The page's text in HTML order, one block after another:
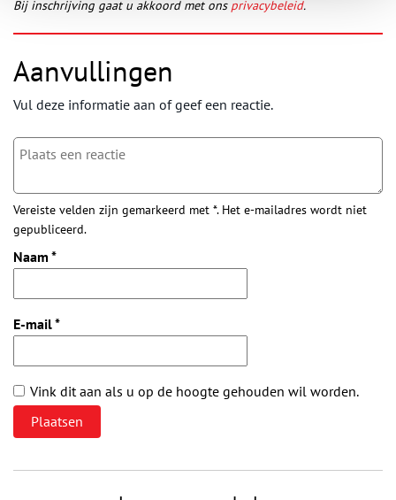
Bij inschrijving gaat u akkoord met ons privacybeleid.
Aanvullingen
Vul deze informatie aan of geef een reactie.
Vereiste velden zijn gemarkeerd met *. Het e-mailadres wordt niet
gepubliceerd.
Naam *
E-mail*
Vink dit aan als u op de hoogte gehouden wil worden.